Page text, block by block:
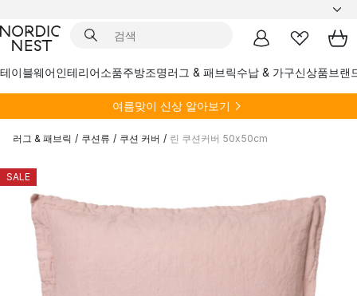
테이블웨어인테리어소품주방조명러그 & 패브릭수납 & 가구신상품브랜
여름맞이 신상 알아보기
러그 & 패브릭 / 쿠션류 / 쿠션 커버 / 린 쿠션커버 50x50cm
SALE